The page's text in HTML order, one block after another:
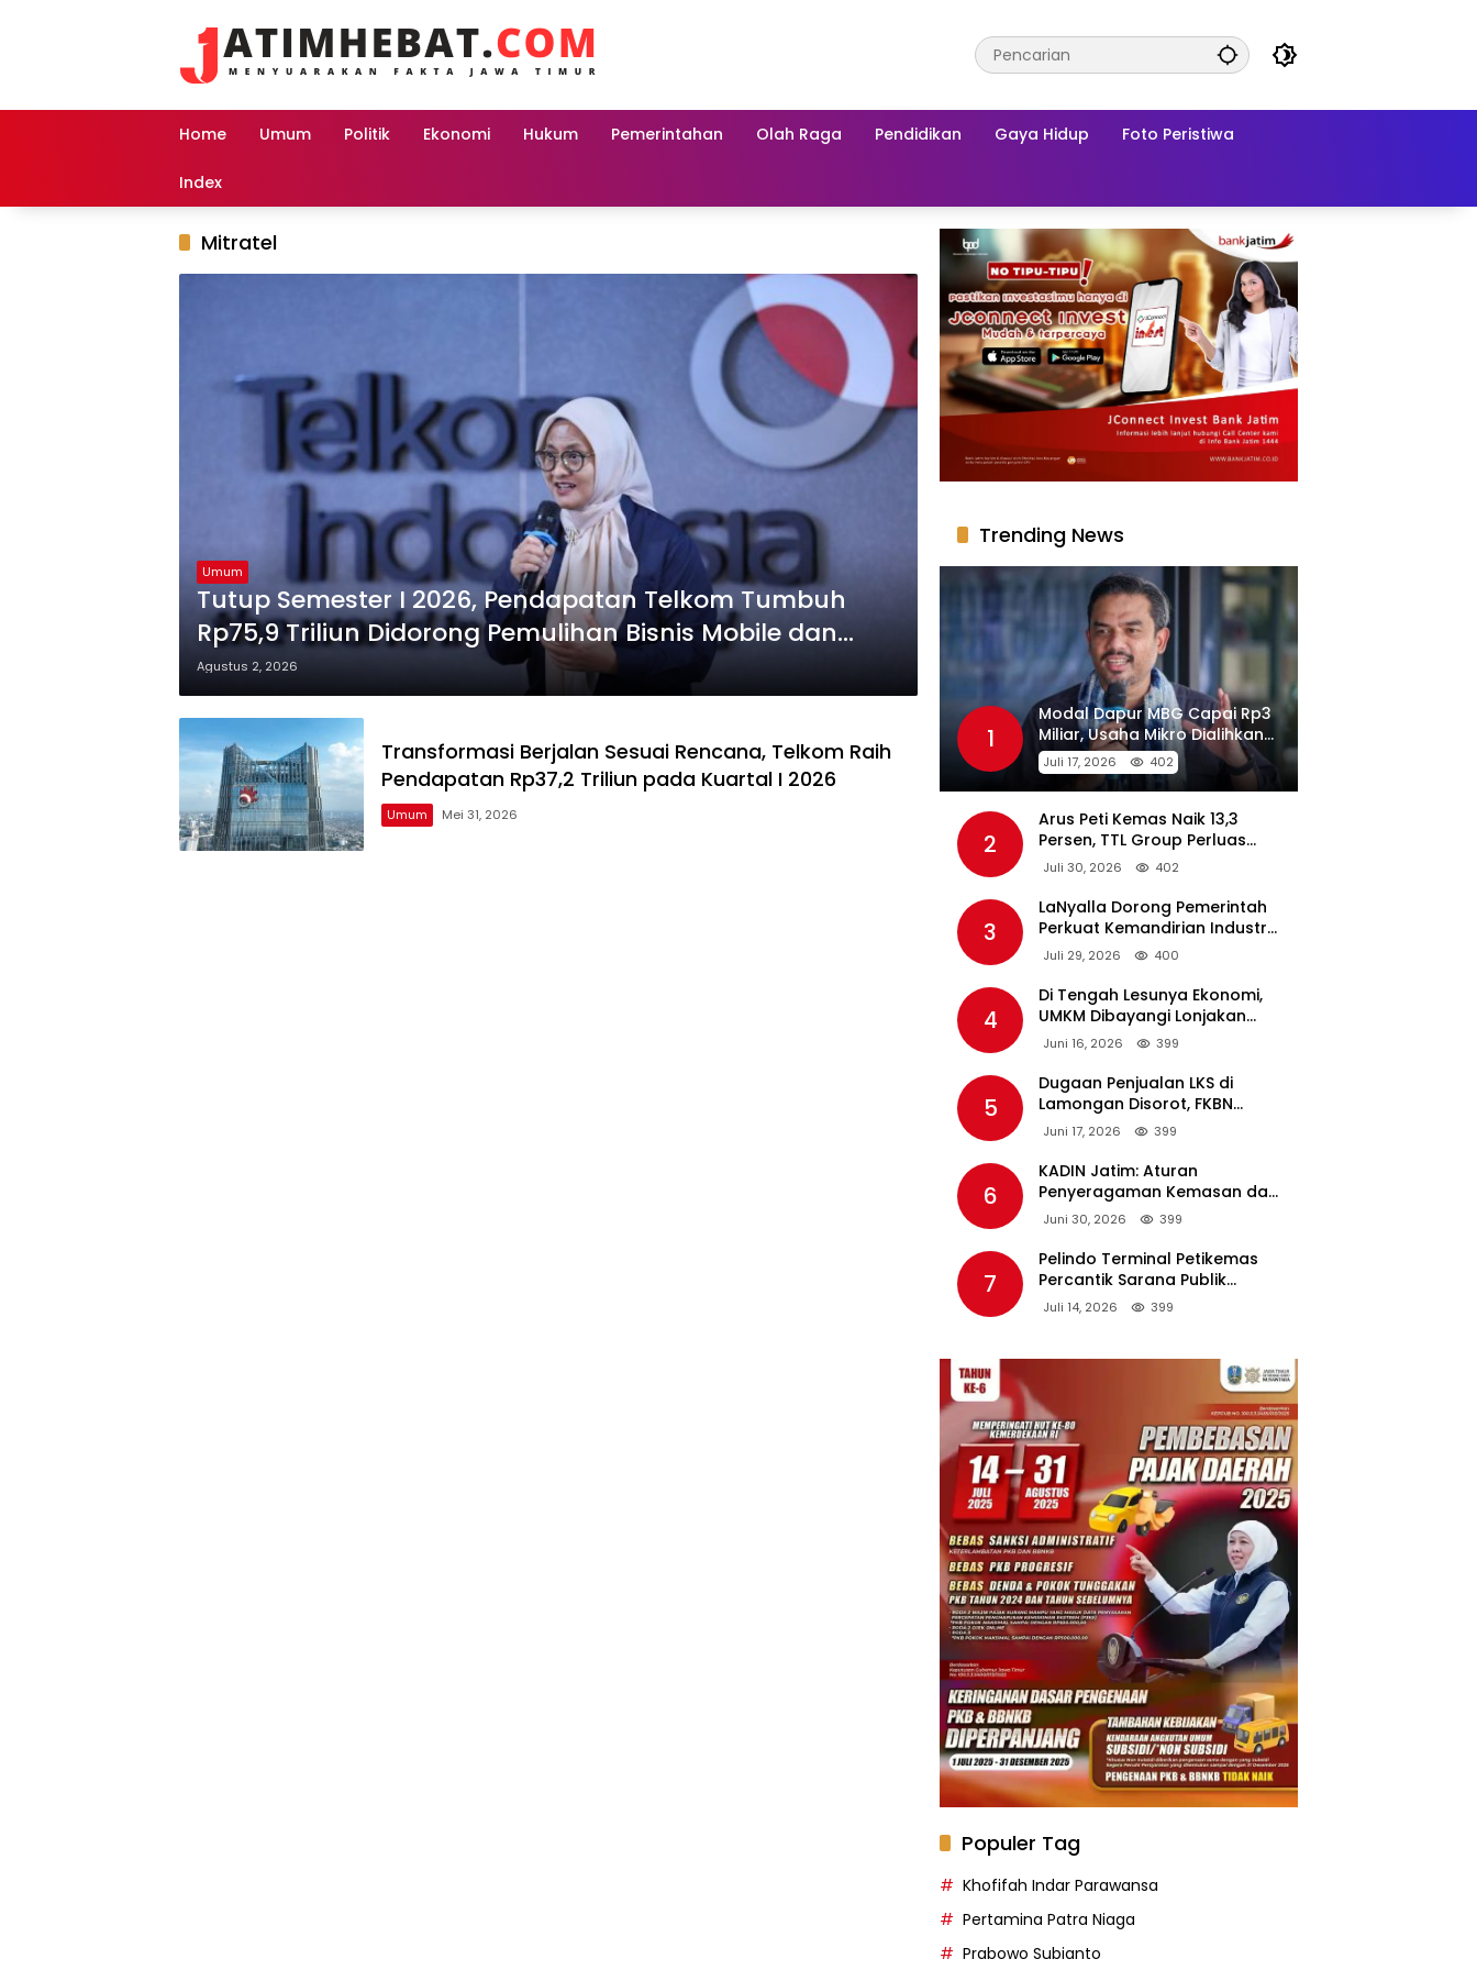
Home Umum Politik Ekonomi Hukum Pemerintahan Olah Raga Pendidikan Gaya Hidup Foto Peristiwa
Index
Mitratel
Umum
Tutup Semester I 2026, Pendapatan Telkom Tumbuh
Rp75,9 Triliun Didorong Pemulihan Bisnis Mobile dan
Transformasi Digital
Agustus 2, 2026
Transformasi Berjalan Sesuai Rencana, Telkom Raih
Pendapatan Rp37,2 Triliun pada Kuartal I 2026
Umum Mei 31, 2026
Trending News
1
Modal Dapur MBG Capai Rp3
Miliar, Usaha Mikro Dialihkan
Jadi Pemasok
Juli 17, 2026 402
2
Arus Peti Kemas Naik 13,3
Persen, TTL Group Perluas
Konektivitas Maritim Global
Juli 30, 2026 402
3
LaNyalla Dorong Pemerintah
Perkuat Kemandirian Industri
Pertahanan Maritim Lewat PT
Juli 29, 2026 400
4
Di Tengah Lesunya Ekonomi,
UMKM Dibayangi Lonjakan
Harga BBM Nonsubsidi
Juni 16, 2026 399
5
Dugaan Penjualan LKS di
Lamongan Disorot, FKBN
Minta APH dan Dinas
Juni 17, 2026 399
6
KADIN Jatim: Aturan
Penyeragaman Kemasan dan
Larangan Bahan Tambahan
Tembakau
Juni 30, 2026 399
7
Pelindo Terminal Petikemas
Percantik Sarana Publik
Warga Ring 1 Terminal Teluk
Juli 14, 2026 399
Populer Tag
Khofifah Indar Parawansa
Pertamina Patra Niaga
Prabowo Subianto